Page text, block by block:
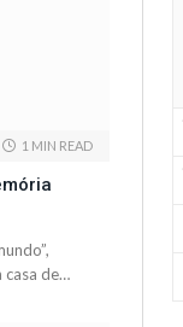
1 MIN READ
casa de…